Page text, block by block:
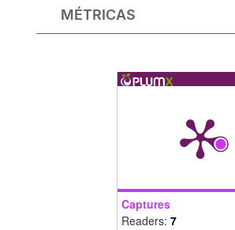
MÉTRICAS
Captures
Readers:7